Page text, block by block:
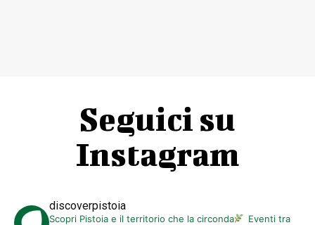
Seguici su
Instagram
discoverpistoia
Scopri Pistoia e il territorio che la circonda
Eventi tra